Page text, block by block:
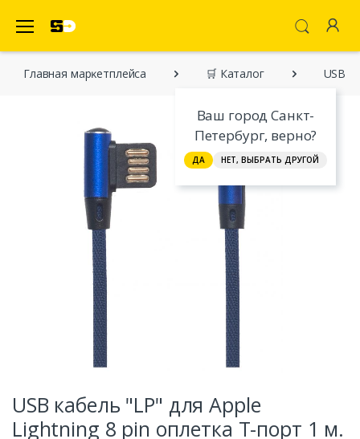
Ваш город Санкт-
Петербург, верно?
ДА НЕТ, ВЫБРАТЬ ДРУГОЙ
Главная марĸетплейса 🛒 Каталог USB
USB кабель "LP" для Apple
Lightning 8 pin оплетка Т-порт 1 м.